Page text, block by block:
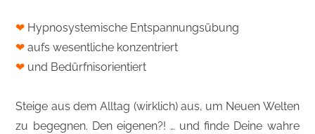
❤ Hypnosystemische Entspannungsübung
❤aufs wesentliche konzentriert
❤ und Bedürfnisorientiert
Steige aus dem Alltag (wirklich) aus, um Neuen Welten
zu begegnen. Den eigenen?! … und finde Deine wahre